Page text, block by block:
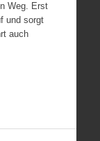
Weg. Erst
und sorgt
auch